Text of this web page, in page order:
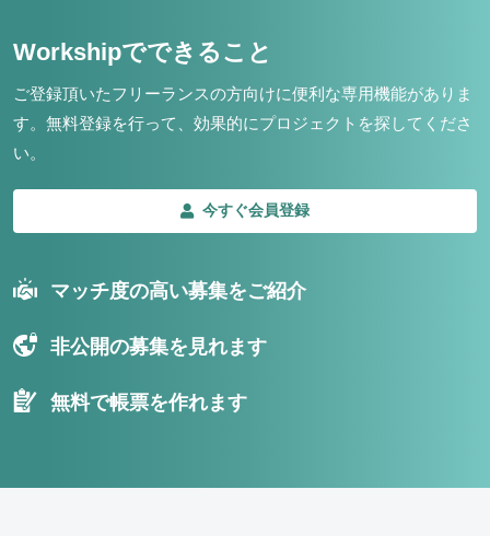
Workshipでできること
ご登録頂いたフリーランスの方向けに便利な専用機能がありま
す。 無料登録を行って、効果的にプロジェクトを探してくださ
い。
今すぐ会員登録
マッチ度の高い募集をご紹介
非公開の募集を見れます
無料で帳票を作れます